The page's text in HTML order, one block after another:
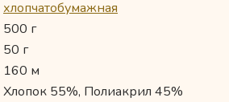
хлопчатобумажная
500 г
50 г
160 м
Хлопок 55%, Полиакрил 45%